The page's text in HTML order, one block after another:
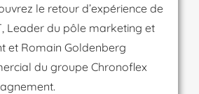
le retour d’expérience de
Leader du pôle marketing et
et Romain Goldenberg
du groupe Chronoflex